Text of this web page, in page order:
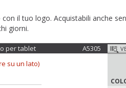
con il tuo logo. Acquistabili anche
giorni.
per tablet A5305
su un lato)